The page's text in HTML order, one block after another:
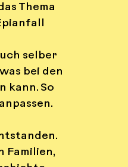
Thema
selber
bei den
kann. So
Familien,